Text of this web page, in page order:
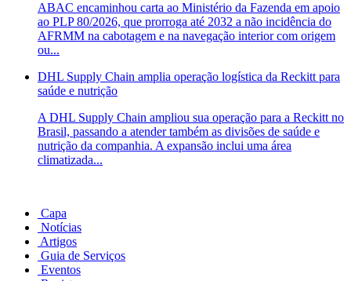
ABAC encaminhou carta ao Ministério da Fazenda em apoio
ao PLP 80/2026, que prorroga até 2032 a não incidência do
AFRMM na cabotagem e na navegação interior com origem
ou...
DHL Supply Chain amplia operação logística da Reckitt para
saúde e nutrição
A DHL Supply Chain ampliou sua operação para a Reckitt no
Brasil, passando a atender também as divisões de saúde e
nutrição da companhia. A expansão inclui uma área
climatizada...
Capa
Notícias
Artigos
Guia de Serviços
Eventos